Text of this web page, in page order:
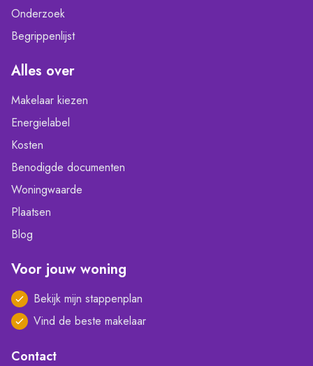
Onderzoek
Begrippenlijst
Alles over
Makelaar kiezen
Energielabel
Kosten
Benodigde documenten
Woningwaarde
Plaatsen
Blog
Voor jouw woning
Bekijk mijn stappenplan
Vind de beste makelaar
Contact